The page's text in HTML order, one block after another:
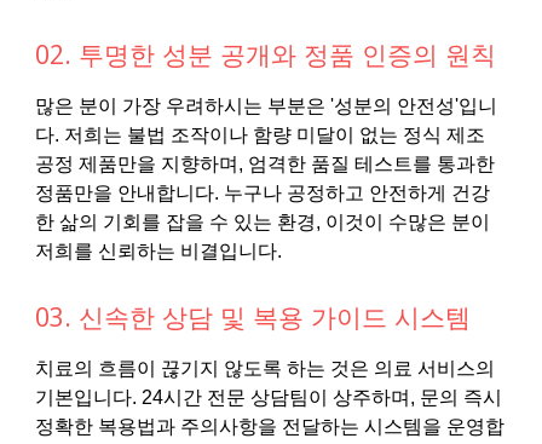
02. 투명한 성분 공개와 정품 인증의 원칙
많은 분이 가장 우려하시는 부분은 '성분의 안전성'입니
다. 저희는 불법 조작이나 함량 미달이 없는 정식 제조
공정 제품만을 지향하며, 엄격한 품질 테스트를 통과한
정품만을 안내합니다. 누구나 공정하고 안전하게 건강
한 삶의 기회를 잡을 수 있는 환경, 이것이 수많은 분이
저희를 신뢰하는 비결입니다.
03. 신속한 상담 및 복용 가이드 시스템
치료의 흐름이 끊기지 않도록 하는 것은 의료 서비스의
기본입니다. 24시간 전문 상담팀이 상주하며, 문의 즉시
정확한 복용법과 주의사항을 전달하는 시스템을 운영합